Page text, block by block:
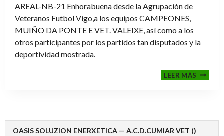
AREAL-NB-21 Enhorabuena desde la Agrupación de
Veteranos Futbol Vigo,a los equipos CAMPEONES,
MUIÑO DA PONTE E VET. VALEIXE, así como a los
otros participantes por los partidos tan disputados y la
deportividad mostrada.
LEER MÁS
2024-
OASIS SOLUZION ENERXETICA — A.C.D.CUMIAR VET ()